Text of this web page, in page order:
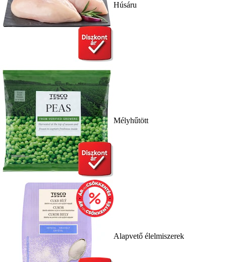
Húsáru
Mélyhűtött
Alapvető élelmiszerek